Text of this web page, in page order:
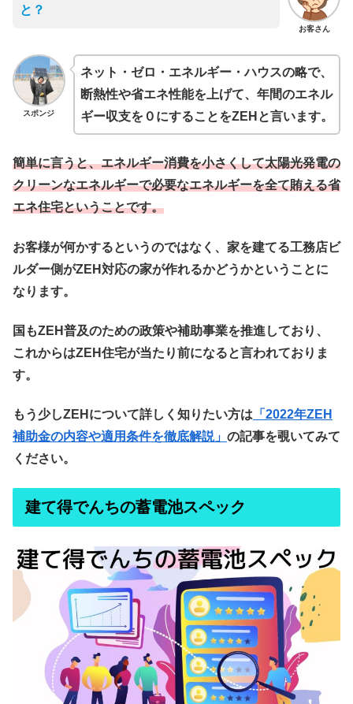
お客さん
と？
スポンジ
ネット・ゼロ・エネルギー・ハウスの略で、
断熱性や省エネ性能を上げて、年間のエネル
ギー収支を０にすることをZEHと言います。
簡単に言うと、エネルギー消費を小さくして太陽光発電の
クリーンなエネルギーで必要なエネルギーを全て賄える省
エネ住宅ということです。
お客様が何かするというのではなく、家を建てる工務店ビ
ルダー側がZEH対応の家が作れるかどうかということに
なります。
国もZEH普及のための政策や補助事業を推進しており、
これからはZEH住宅が当たり前になると言われておりま
す。
もう少しZEHについて詳しく知りたい方は 「2022年ZEH
補助金の内容や適用条件を徹底解説」 の記事を覗いてみて
ください。
建て得でんちの蓄電池スペック